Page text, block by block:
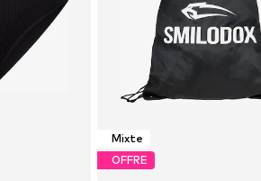
Mixte
OFFRE